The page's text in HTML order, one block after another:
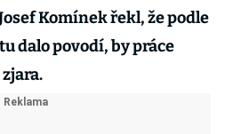
Komínek řekl, že podle
dalo povodí, by práce